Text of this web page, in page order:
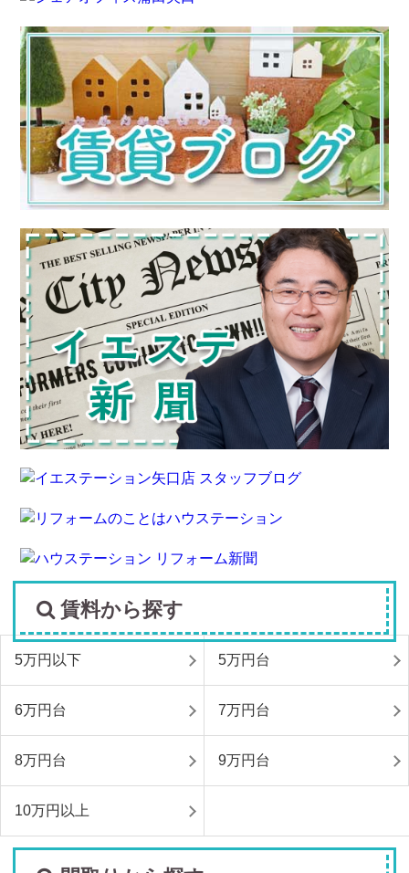
賃料から探す
5万円以下 5万円台
6万円台 7万円台
8万円台 9万円台
10万円以上